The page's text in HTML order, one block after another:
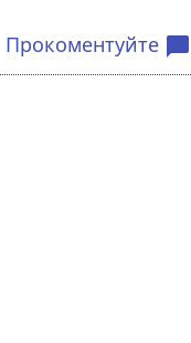
Прокоментуйте chat_bubble